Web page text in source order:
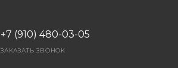
+7 (910) 480-03-05
ЗАКАЗАТЬ ЗВОНОК